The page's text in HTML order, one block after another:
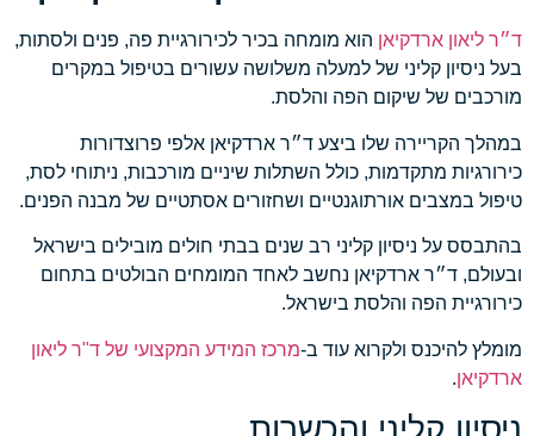
ד״ר ליאון ארדקיאן הוא מומחה בכיר לכירורגיית פה, פנים ולסתות,
בעל ניסיון קליני של למעלה משלושה עשורים בטיפול במקרים
מורכבים של שיקום הפה והלסת.
במהלך הקריירה שלו ביצע ד״ר ארדקיאן אלפי פרוצדורות
כירורגיות מתקדמות, כולל השתלות שיניים מורכבות, ניתוחי לסת,
טיפול במצבים אורתוגנטיים ושחזורים אסתטיים של מבנה הפנים.
בהתבסס על ניסיון קליני רב שנים בבתי חולים מובילים בישראל
ובעולם, ד״ר ארדקיאן נחשב לאחד המומחים הבולטים בתחום
כירורגיית הפה והלסת בישראל.
מומלץ להיכנס ולקרוא עוד ב-מרכז המידע המקצועי של ד"ר ליאון
ארדקיאן.